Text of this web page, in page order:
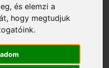
és elemzi a
hogy megtudjuk